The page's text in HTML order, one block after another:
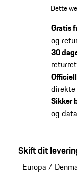
Dette
Gratis
og
30
returret
direkte
Sikker
og
Skift dit
Europa /